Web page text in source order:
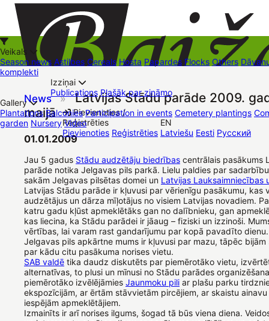
+37126545879 baizas@baizas.lv
Pievienoties /
Reģistrēties
Pievienoties Reģistrēties
EN
Latviešu Eesti Русский
Veikals
Season news Astilbes Cereals Hosta Papardes Flocks Others
komplekti
Kā iepirkties
Izziņai
Publications Plašāk par zināmo
Gallery
Plantations Balconies Participation in events Cemetery plantings
garden Nursery Video
Trading places Contacts Dāvanu kartes Augu komplekti
News » Latvijas Stādu parāde 2009.
maijā
01.01.2009
Jau 5 gadus Stādu audzētāju biedrības centrālais pasākums
parāde notika Jelgavas pils parkā. Lielu paldies par
sakām Jelgavas pilsētas domei un Latvijas Lauksaimniecības
Latvijas Stādu parāde ir kļuvusi par vērienīgu pasākumu, kas
audzētājus un dārza mīļotājus no visiem Latvijas novadiem.
katru gadu kļūst apmeklētāks gan no dalībnieku, gan
kas liecina, ka Stādu parādei ir jāaug – fiziski un izzinoši.
vērtības, lai varam rast gandarījumu par kopā pavadīto dienu.
Jelgavas pils apkārtne mums ir kļuvusi par mazu, tāpēc
par kādu citu pasākuma norises vietu.
SAB valdē tika daudz diskutēts par piemērotāko vietu,
alternatīvas, to plusi un mīnusi no Stādu parādes
piemērotāko izvēlējāmies Jaunmoku pili ar plašu parku
ekspozīcijām, ar ērtām stāvvietām pircējiem, ar skaistu
iespējām apmeklētājiem.
Izmainīts ir arī norises ilgums, šogad tā būs viena diena.